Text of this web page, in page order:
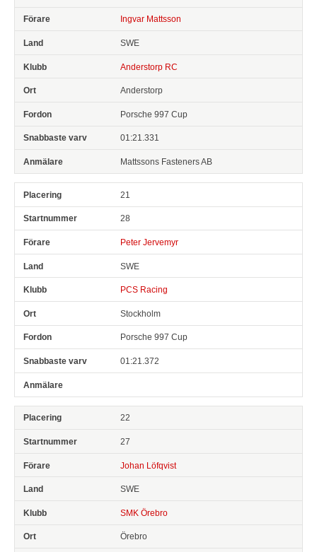
Ingvar Mattsson
SWE
Anderstorp RC
Anderstorp
Porsche 997 Cup
01:21.331
Mattssons Fasteners AB
21
28
Peter Jervemyr
SWE
PCS Racing
Stockholm
Porsche 997 Cup
01:21.372
22
27
Johan Löfqvist
SWE
SMK Örebro
Örebro